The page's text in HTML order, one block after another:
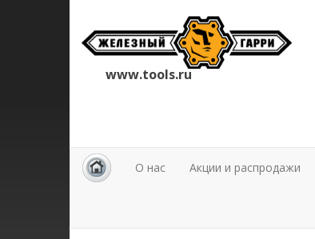
www.tools.ru
О нас Акции и распродажи